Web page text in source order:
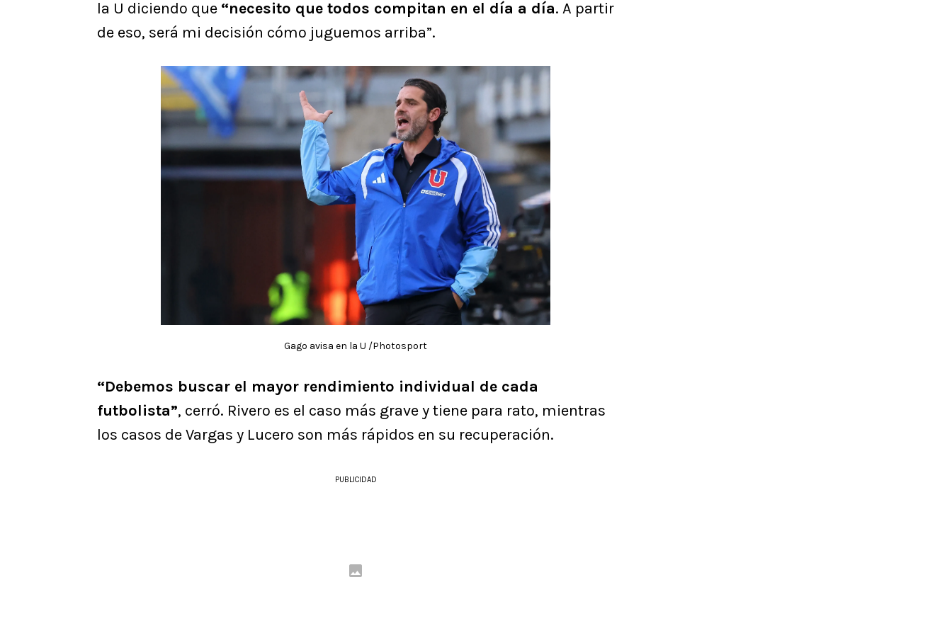
la U diciendo que “necesito que todos compitan en el día a día. A partir
de eso, será mi decisión cómo juguemos arriba”.
Gago avisa en la U /Photosport
“Debemos buscar el mayor rendimiento individual de cada
futbolista”, cerró. Rivero es el caso más grave y tiene para rato, mientras
los casos de Vargas y Lucero son más rápidos en su recuperación.
PUBLICIDAD